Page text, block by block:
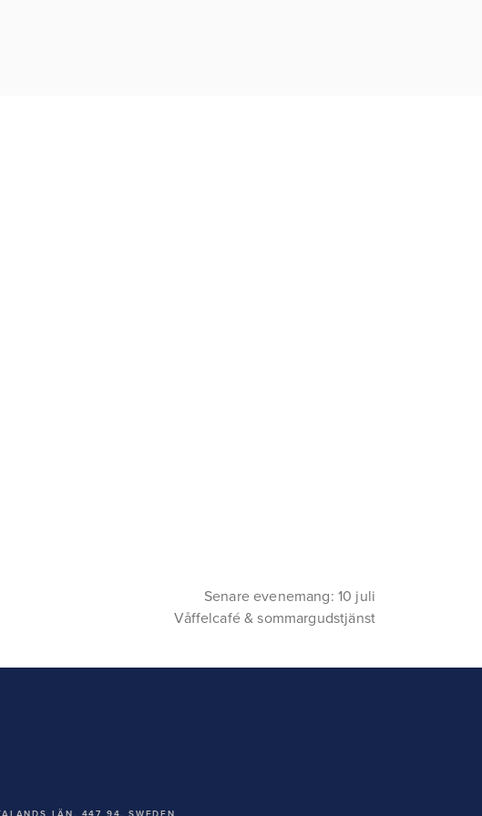
Senare evenemang: 10 juli
Våffelcafé & sommargudstjänst